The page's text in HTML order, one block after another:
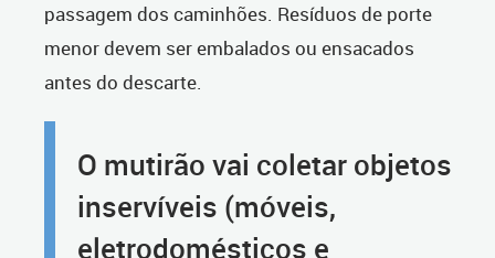
passagem dos caminhões. Resíduos de porte
menor devem ser embalados ou ensacados
antes do descarte.
O mutirão vai coletar objetos
inservíveis (móveis,
eletrodomésticos e